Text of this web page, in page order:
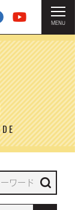
MENU